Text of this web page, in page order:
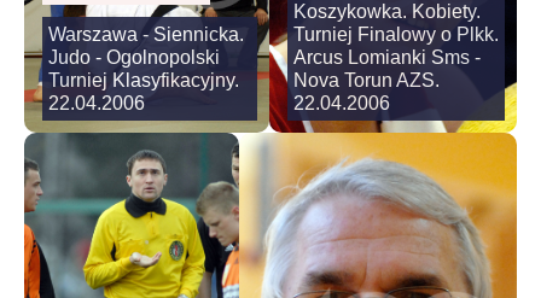
Warszawa - Siennicka.
Judo - Ogolnopolski
Turniej Klasyfikacyjny.
22.04.2006
Koszykowka. Kobiety.
Turniej Finalowy o Plkk.
Arcus Lomianki Sms -
Nova Torun AZS.
22.04.2006